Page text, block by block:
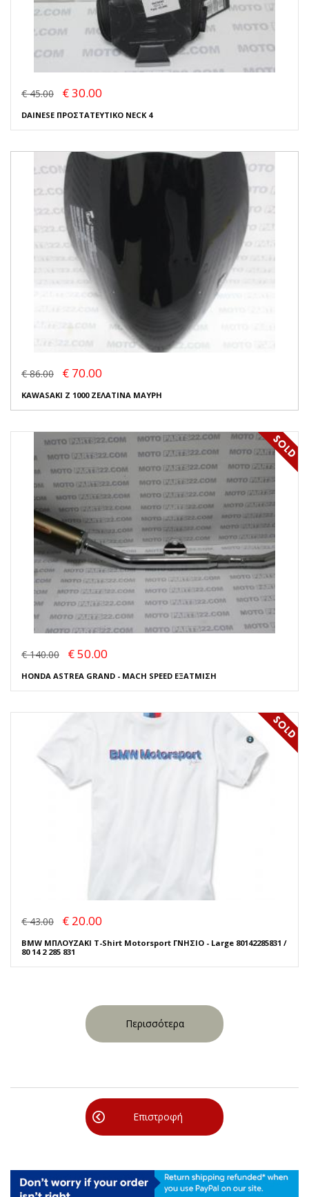
€ 45.00 € 30.00
DAINESE ΠΡΟΣΤΑΤΕΥΤΙΚΟ NECK 4
€ 86.00 € 70.00
KAWASAKI Z 1000 ΖΕΛΑΤΙΝΑ ΜΑΥΡΗ
€ 140.00 € 50.00
HONDA ASTREA GRAND - MACH SPEED ΕΞΑΤΜΙΣΗ
€ 43.00 € 20.00
BMW ΜΠΛΟΥΖΑΚΙ T-Shirt Motorsport ΓΝΗΣΙΟ - Large 80142285831 /
80 14 2 285 831
Περισσότερα
Επιστροφή